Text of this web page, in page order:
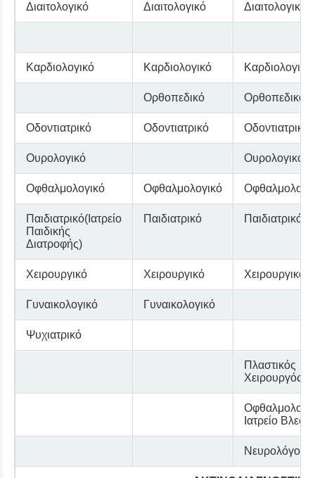
Διαιτολογικό Διαιτολογικό Διαιτολογικό
Καρδιολογικό Καρδιολογικό Καρδιολογικό
Ορθοπεδικό Ορθοπεδικό
Οδοντιατρικό Οδοντιατρικό Οδοντιατρικό
Ουρολογικό Ουρολογικό
Οφθαλμολογικό Οφθαλμολογικό
Παιδιατρικό(Ιατρείο
Παιδικής
Διατροφής)
Παιδιατρικό Παιδιατρικό
Χειρουργικό Χειρουργικό Χειρουργικό
Γυναικολογικό Γυναικολογικό
Ψυχιατρικό
Πλαστικός
Χειρουργός
Ιατρείο
Νευρολόγος